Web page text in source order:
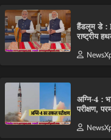
हैंडलूम डे :
राष्ट्रीय
अग्नि-4 :
परीक्षण,